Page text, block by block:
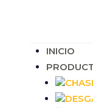
INICIO